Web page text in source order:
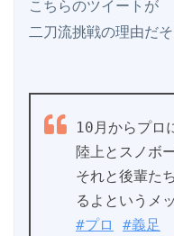
こちらのツイートが
二刀流挑戦の理由だそ
10月からプロ
陸上とスノボ
それと後輩た
るよというメ
#プロ
#義足